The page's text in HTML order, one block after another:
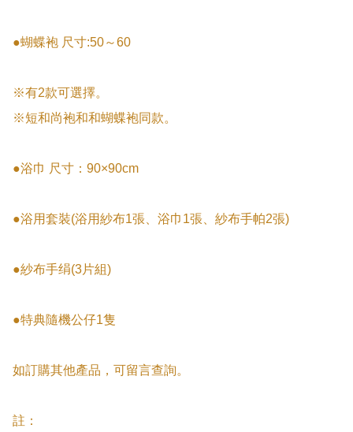
●蝴蝶袍 尺寸:50～60
※有2款可選擇。
※短和尚袍和和蝴蝶袍同款。
●浴巾 尺寸：90×90cm
●浴用套裝(浴用紗布1張、浴巾1張、紗布手帕2張)
●紗布手绢(3片組)
●特典隨機公仔1隻
如訂購其他產品，可留言查詢。
註：